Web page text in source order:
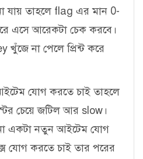
যায় তাহলে flag এর মান 0-
এসে আরেকটা চেক করবে।
না পেলে প্রিন্ট করে
যোগ করতে চাই তাহলে
চেয়ে জটিল আর slow।
একটা নতুন আইটেম যোগ
যোগ করতে চাই তার পরের